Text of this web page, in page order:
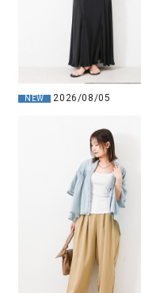
NEW 2026/08/05